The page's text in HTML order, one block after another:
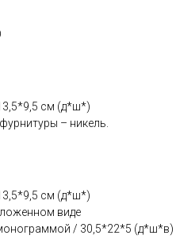
см (д*ш*)
– никель.
см (д*ш*)
виде
/ 30,5*22*5 (д*ш*в)